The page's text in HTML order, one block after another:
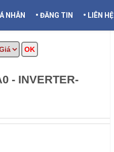
NHÂN • ĐĂNG TIN • LIÊN HỆ
- INVERTER-